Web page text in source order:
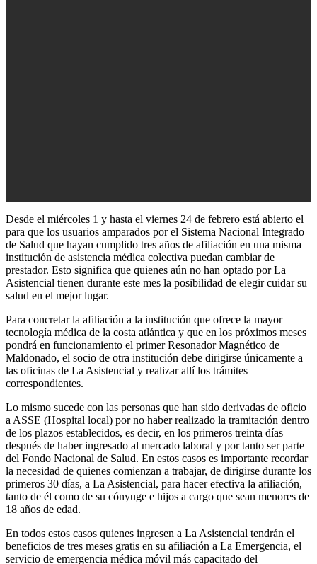
Desde el miércoles 1 y hasta el viernes 24 de febrero está abierto el
para que los usuarios amparados por el Sistema Nacional Integrado
de Salud que hayan cumplido tres años de afiliación en una misma
institución de asistencia médica colectiva puedan cambiar de
prestador. Esto significa que quienes aún no han optado por La
Asistencial tienen durante este mes la posibilidad de elegir cuidar su
salud en el mejor lugar.
Para concretar la afiliación a la institución que ofrece la mayor
tecnología médica de la costa atlántica y que en los próximos meses
pondrá en funcionamiento el primer Resonador Magnético de
Maldonado, el socio de otra institución debe dirigirse únicamente a
las oficinas de La Asistencial y realizar allí los trámites
correspondientes.
Lo mismo sucede con las personas que han sido derivadas de oficio
a ASSE (Hospital local) por no haber realizado la tramitación dentro
de los plazos establecidos, es decir, en los primeros treinta días
después de haber ingresado al mercado laboral y por tanto ser parte
del Fondo Nacional de Salud. En estos casos es importante recordar
la necesidad de quienes comienzan a trabajar, de dirigirse durante los
primeros 30 días, a La Asistencial, para hacer efectiva la afiliación,
tanto de él como de su cónyuge e hijos a cargo que sean menores de
18 años de edad.
En todos estos casos quienes ingresen a La Asistencial tendrán el
beneficios de tres meses gratis en su afiliación a La Emergencia, el
servicio de emergencia médica móvil más capacitado del